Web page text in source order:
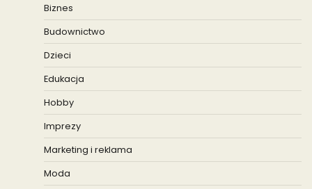
Biznes
Budownictwo
Dzieci
Edukacja
Hobby
Imprezy
Marketing i reklama
Moda